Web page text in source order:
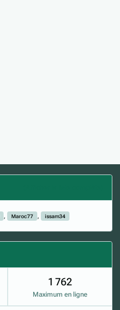
Maroc77 issam34
1 762
Maximum en ligne